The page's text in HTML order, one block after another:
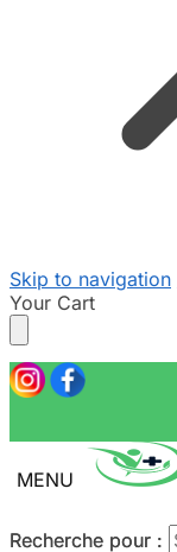
Skip to navigation
Your Cart
MENU
Recherche pour :
Recherche pour :